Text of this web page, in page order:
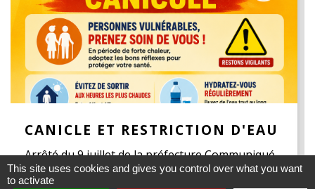
CANICLE ET RESTRICTION D'EAU
Arrêté du 9 juillet de la préfecture Communiqué
de presse
This site uses cookies and gives you control over what you want
to activate